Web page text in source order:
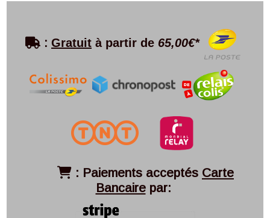
 : Gratuit à partir de 65,00€*
 : Paiements acceptés Carte
Bancairepar: